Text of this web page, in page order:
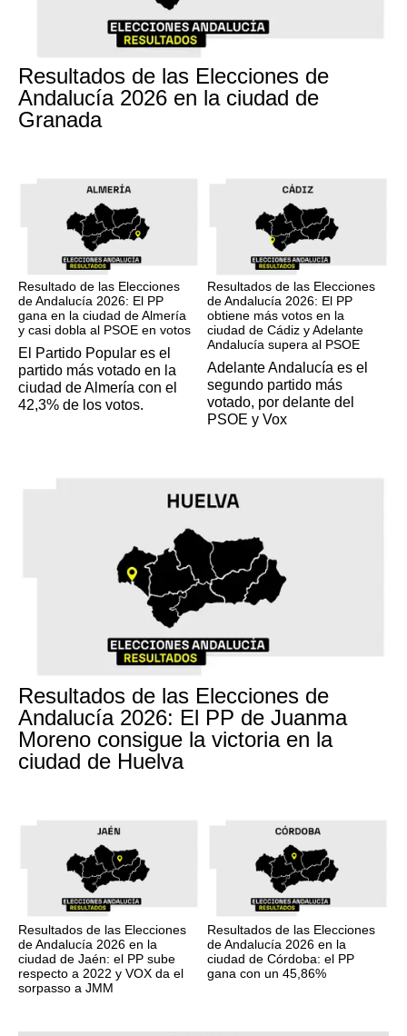
Resultados de las Elecciones de
Andalucía 2026 en la ciudad de
Granada
Resultado de las Elecciones
de Andalucía 2026: El PP
gana en la ciudad de Almería
y casi dobla al PSOE en votos
El Partido Popular es el
partido más votado en la
ciudad de Almería con el
42,3% de los votos.
Resultados de las Elecciones
de Andalucía 2026: El PP
obtiene más votos en la
ciudad de Cádiz y Adelante
Andalucía supera al PSOE
Adelante Andalucía es el
segundo partido más
votado, por delante del
PSOE y Vox
Resultados de las Elecciones de
Andalucía 2026: El PP de Juanma
Moreno consigue la victoria en la
ciudad de Huelva
Resultados de las Elecciones
de Andalucía 2026 en la
ciudad de Jaén: el PP sube
respecto a 2022 y VOX da el
sorpasso a JMM
Resultados de las Elecciones
de Andalucía 2026 en la
ciudad de Córdoba: el PP
gana con un 45,86%